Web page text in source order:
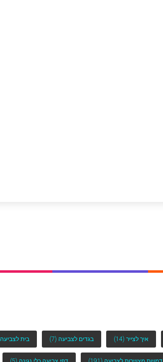
איך לצייר (14) בגדים לצביעה (7) בית לצביעה